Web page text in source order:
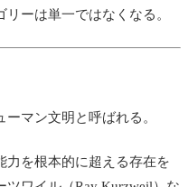
ーは単一ではなくなる。
マン文明と呼ばれる。
力を根本的に超える存在を